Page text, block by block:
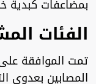
بمضاعفات كبدية
الفئات
تمت الموافقة على